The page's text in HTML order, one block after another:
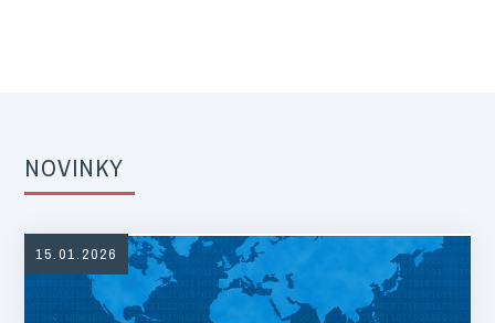
NOVINKY
15.01.2026